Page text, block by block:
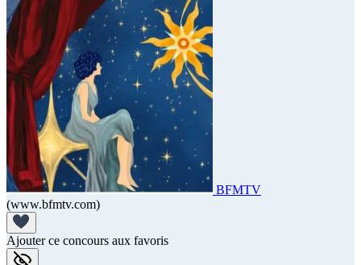
BFMTV
(www.bfmtv.com)
Ajouter ce concours aux favoris